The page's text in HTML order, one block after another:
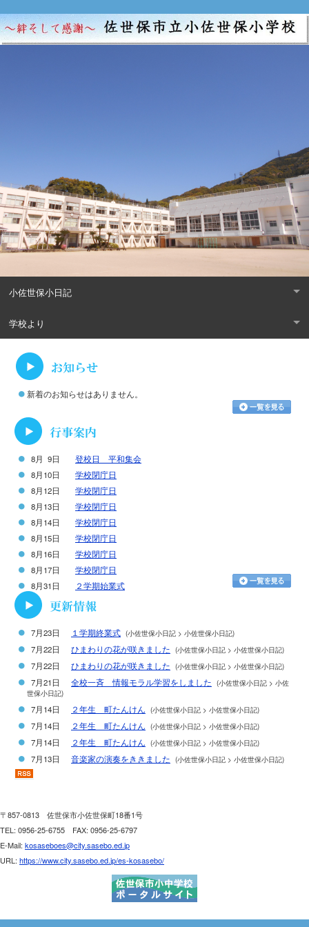
小佐世保小日記
学校より
新着のお知らせはありません。
8月 9日
登校日 平和集会
8月10日
学校閉庁日
8月12日
学校閉庁日
8月13日
学校閉庁日
8月14日
学校閉庁日
8月15日
学校閉庁日
8月16日
学校閉庁日
8月17日
学校閉庁日
8月31日
２学期始業式
9月 1日
１・２・３年生 １３時３０分下校
7月23日 １学期終業式 (小佐世保小日記 > 小佐世保小日記)
7月22日 ひまわりの花が咲きました (小佐世保小日記 > 小佐世保小日記)
7月22日 ひまわりの花が咲きました (小佐世保小日記 > 小佐世保小日記)
7月21日 全校一斉 情報モラル学習をしました (小佐世保小日記 > 小佐
世保小日記)
7月14日 ２年生 町たんけん (小佐世保小日記 > 小佐世保小日記)
7月14日 ２年生 町たんけん (小佐世保小日記 > 小佐世保小日記)
7月14日 ２年生 町たんけん (小佐世保小日記 > 小佐世保小日記)
7月13日 音楽家の演奏をききました (小佐世保小日記 > 小佐世保小日記)
7月13日
〒857-0813 佐世保市小佐世保町18番1号
TEL: 0956-25-6755 FAX: 0956-25-6797
E-Mail: kosaseboes@city.sasebo.ed.jp
URL: https://www.city.sasebo.ed.jp/es-kosasebo/